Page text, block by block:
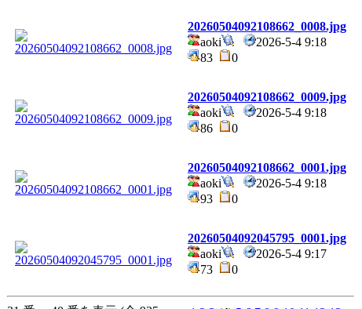
20260504092108662_0008.jpg
aoki
2026-5-4 9:18
83
0
20260504092108662_0009.jpg
aoki
2026-5-4 9:18
86
0
20260504092108662_0001.jpg
aoki
2026-5-4 9:18
93
0
20260504092045795_0001.jpg
aoki
2026-5-4 9:17
73
0